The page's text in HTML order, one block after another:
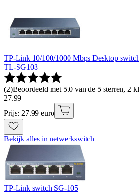
TP-Link 10/100/1000 Mbps Desktop
TL-SG108
(2)Beoordeeld met 5.0 van de 5 sterren, 2
27.99
Prijs: 27.99 euro
Bekijk alles in netwerkswitch
TP-Link switch SG-105